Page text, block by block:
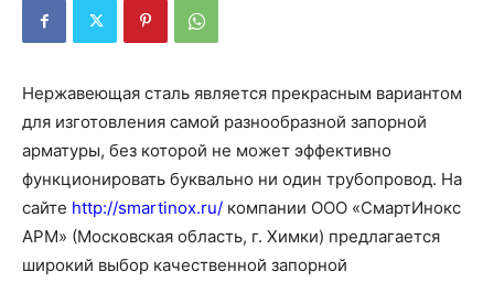
Нержавеющая сталь является прекрасным вариантом
для изготовления самой разнообразной запорной
арматуры, без которой не может эффективно
функционировать буквально ни один трубопровод. На
сайте http://smartinox.ru/ компании ООО «СмартИнокс
АРМ» (Московская область, г. Химки) предлагается
широкий выбор качественной запорной